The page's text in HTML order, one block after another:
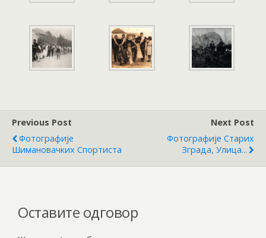
Previous Post
Фотографије
Шимановачких Спортиста
Next Post
Фотографије Старих
Зграда, Улица...
Оставите одговор